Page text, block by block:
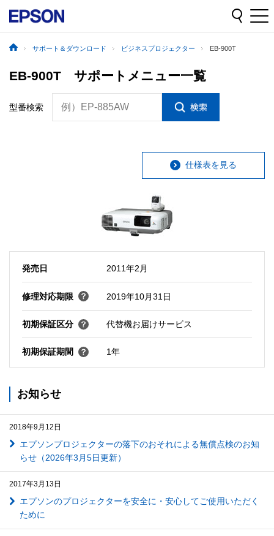
サポート＆ダウンロード ビジネスプロジェクター EB-900T
EB-900T サポートメニュー一覧
型番検索 例）EP-885AW
仕様表を見る
発売日 2011年2月
修理対応期限 2019年10月31日
初期保証区分 代替機お届けサービス
初期保証期間 1年
お知らせ
2018年9月12日
エプソンプロジェクターの落下のおそれによる無償点検のお知
らせ（2026年3月5日更新）
2017年3月13日
エプソンのプロジェクターを安全に・安心してご使用いただく
ために